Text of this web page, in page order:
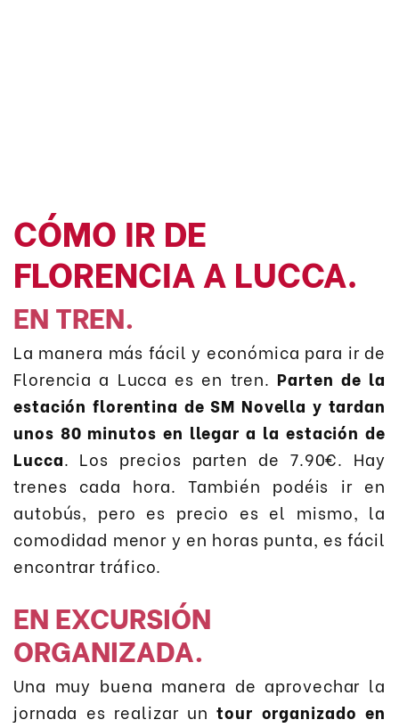
CÓMO IR DE
FLORENCIA A LUCCA.
EN TREN.
La manera más fácil y económica para ir de
Florencia a Lucca es en tren. Parten de la
estación florentina de SM Novella y tardan
unos 80 minutos en llegar a la estación de
Lucca. Los precios parten de 7.90€. Hay
trenes cada hora. También podéis ir en
autobús, pero es precio es el mismo, la
comodidad menor y en horas punta, es fácil
encontrar tráfico.
EN EXCURSIÓN
ORGANIZADA.
Una muy buena manera de aprovechar la
jornada es realizar untour organizado en